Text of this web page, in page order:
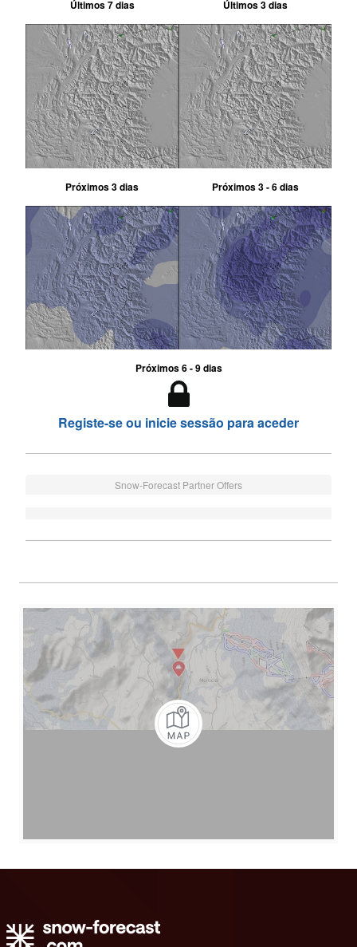
Últimos 7 dias Últimos 3 dias
Próximos 3 dias Próximos 3 - 6 dias
Próximos 6 - 9 dias
Registe-se ou inicie sessão para aceder
Snow-Forecast Partner Offers